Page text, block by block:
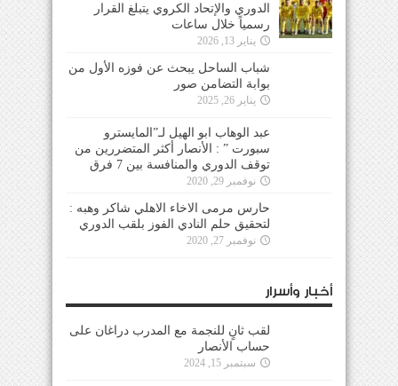
الدوري والإتحاد الكروي يتبلغ القرار
رسمياً خلال ساعات
يناير 13, 2026
شباب الساحل يبحث عن فوزه الأول من
بوابة التضامن صور
يناير 26, 2025
عبد الوهاب ابو الهيل لـ”المايسترو
سبورت ” : الأنصار أكثر المتضررين من
توقف الدوري والمنافسة بين 7 فرق
نوفمبر 29, 2020
حارس مرمى الاخاء الاهلي شاكر وهبه :
لتحقيق حلم النادي الفوز بلقب الدوري
نوفمبر 27, 2020
أخبار وأسرار
لقب ثانٍ للنجمة مع المدرب دراغان على
حساب الأنصار
سبتمبر 15, 2024